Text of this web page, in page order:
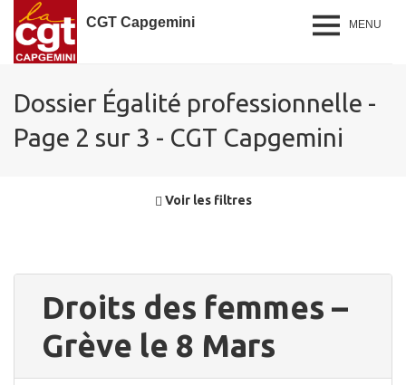
CGT Capgemini MENU
Dossier Égalité professionnelle -
Page 2 sur 3 - CGT Capgemini
Voir les filtres
Droits des femmes –
Grève le 8 Mars